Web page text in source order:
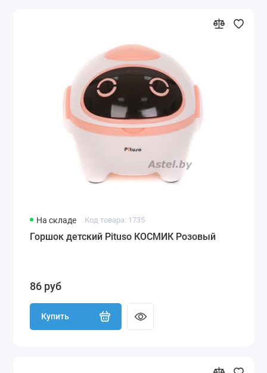
На складе Код товара: 1735
Горшок детский Pituso КОСМИК Розовый
86 руб
Купить